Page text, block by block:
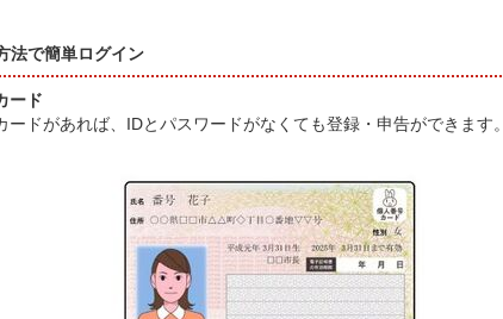
で簡単ログイン
ード
ードがあれば、IDとパスワードがなくても登録・申告ができます。